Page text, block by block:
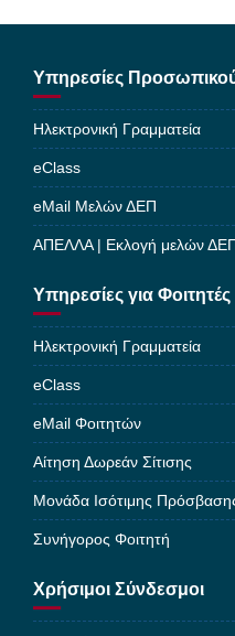
Υπηρεσίες
Ηλεκτρονική Γραμματεία
eClass
eMail Μελών ΔΕΠ
ΑΠΕΛΛΑ | Εκλογή μελών
Υπηρεσίες για Φοιτητές
Ηλεκτρονική Γραμματεία
eClass
eMail Φοιτητών
Αίτηση Δωρεάν Σίτισης
Μονάδα Ισότιμης
Συνήγορος Φοιτητή
Χρήσιμοι Σύνδεσμοι